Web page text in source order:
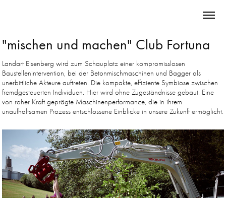
"mischen und machen" Club Fortuna
Landart Eisenberg wird zum Schauplatz einer kompromisslosen
Baustellenintervention, bei der Betonmischmaschinen und Bagger als
unerbittliche Akteure auftreten. Die kompakte, effiziente Symbiose zwischen
fremdgesteuerten Individuen. Hier wird ohne Zugeständnisse gebaut. Eine
von roher Kraft geprägte Maschinenperformance, die in ihrem
unaufhaltsamen Prozess entschlossene Einblicke in unsere Zukunft ermöglicht.